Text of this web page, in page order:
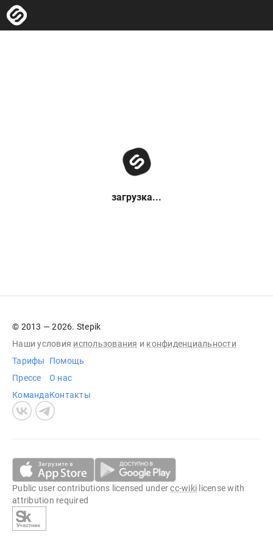
загрузка...
© 2013 — 2026. Stepik
Наши условия использования и конфиденциальности
Тарифы
Прессе
Команда
Помощь
О нас
Контакты
Public user contributions licensed undercc-wiki license with
attribution required